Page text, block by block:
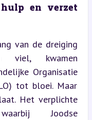
en verzet
van de dreiging
viel, kwamen
Organisatie
tot bloei. Maar
Het verplichte
waarbij Joodse